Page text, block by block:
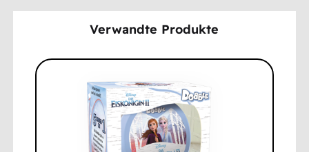
Verwandte Produkte